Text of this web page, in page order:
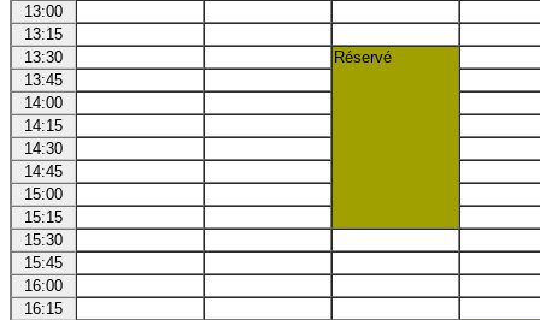
13:00
13:15
13:30
Réservé
13:45
14:00
14:15
14:30
14:45
15:00
15:15
15:30
15:45
16:00
16:15